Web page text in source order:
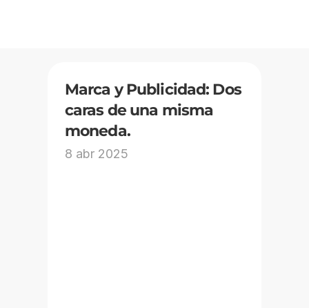
Marca y Publicidad: Dos
caras de una misma
moneda.
8 abr 2025